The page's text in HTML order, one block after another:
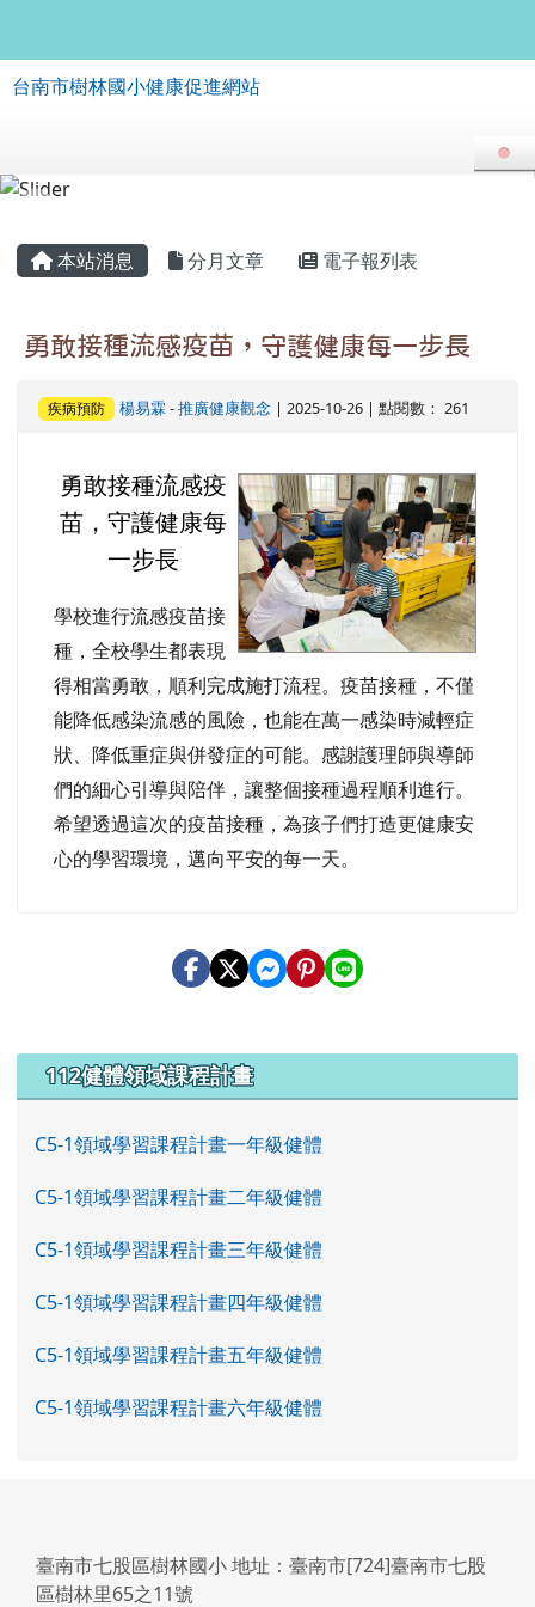
台南市樹林國小健康促進網站
本站消息 分月文章 電子報列表
勇敢接種流感疫苗，守護健康每一步長
疾病預防 楊易霖-推廣健康觀念| 2025-10-26 | 點閱數： 261
image
勇敢接種流感疫
苗，守護健康每
一步長
學校進行流感疫苗接
種，全校學生都表現
得相當勇敢，順利完成施打流程。疫苗接種，不僅
能降低感染流感的風險，也能在萬一感染時減輕症
狀、降低重症與併發症的可能。感謝護理師與導師
們的細心引導與陪伴，讓整個接種過程順利進行。
希望透過這次的疫苗接種，為孩子們打造更健康安
心的學習環境，邁向平安的每一天。
左邊區域內容
112健體領域課程計畫
C5-1領域學習課程計畫一年級健體
C5-1領域學習課程計畫二年級健體
C5-1領域學習課程計畫三年級健體
C5-1領域學習課程計畫四年級健體
C5-1領域學習課程計畫五年級健體
C5-1領域學習課程計畫六年級健體
臺南市七股區樹林國小 地址：臺南市[724]臺南市七股
區樹林里65之11號